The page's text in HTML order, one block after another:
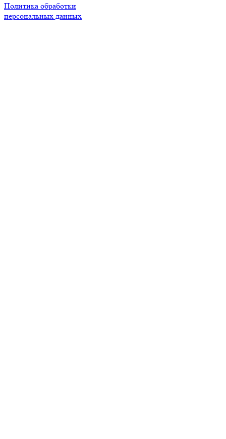
Политика обработки
персональных данных